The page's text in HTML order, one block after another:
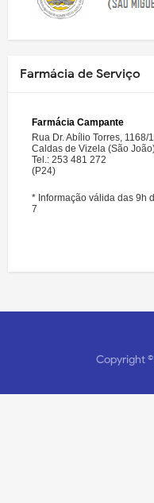
Farmácia de Serviço
Copyright ©